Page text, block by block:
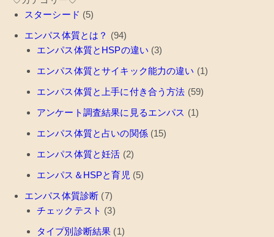
スターシード (5)
エンパス体質とは？ (94)
エンパス体質とHSPの違い (3)
エンパス体質とサイキック能力の違い (1)
エンパス体質と上手に付き合う方法 (59)
アンケート調査結果に見るエンパス (1)
エンパス体質と占いの関係(15)
エンパス体質と妊活 (2)
エンパス＆HSPと育児 (5)
エンパス体質診断 (7)
チェックテスト (3)
タイプ別診断結果 (1)